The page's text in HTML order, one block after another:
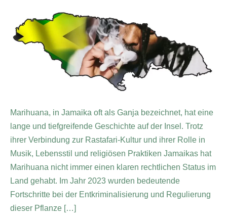
Marihuana, in Jamaika oft als Ganja bezeichnet, hat eine
lange und tiefgreifende Geschichte auf der Insel. Trotz
ihrer Verbindung zur Rastafari-Kultur und ihrer Rolle in
Musik, Lebensstil und religiösen Praktiken Jamaikas hat
Marihuana nicht immer einen klaren rechtlichen Status im
Land gehabt. Im Jahr 2023 wurden bedeutende
Fortschritte bei der Entkriminalisierung und Regulierung
dieser Pflanze […]